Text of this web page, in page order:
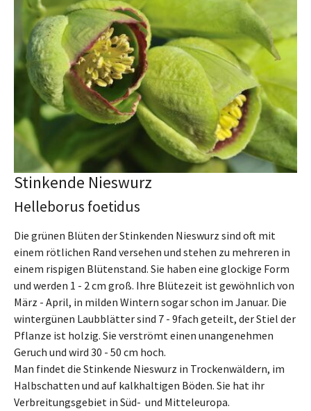
Stinkende Nieswurz
Helleborus foetidus
Die grünen Blüten der Stinkenden Nieswurz sind oft mit
einem rötlichen Rand versehen und stehen zu mehreren in
einem rispigen Blütenstand. Sie haben eine glockige Form
und werden 1 - 2 cm groß. Ihre Blütezeit ist gewöhnlich von
März - April, in milden Wintern sogar schon im Januar. Die
wintergünen Laubblätter sind 7 - 9fach geteilt, der Stiel der
Pflanze ist holzig. Sie verströmt einen unangenehmen
Geruch und wird 30 - 50 cm hoch.
Man findet die Stinkende Nieswurz in Trockenwäldern, im
Halbschatten und auf kalkhaltigen Böden. Sie hat ihr
Verbreitungsgebiet in Süd- und Mitteleuropa.